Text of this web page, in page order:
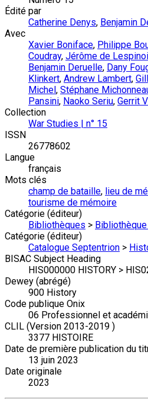
Édité par
Catherine Denys, Benjamin
Avec
Xavier Boniface, Philippe
Coudray, Jérôme de
Benjamin Deruelle, Dany
Klinkert, Andrew Lambert,
Michel, Stéphane
Pansini, Naoko Seriu, Gerrit
Collection
War Studies | n° 15
ISSN
26778602
Langue
français
Mots clés
champ de bataille, lieu de
tourisme de mémoire
Catégorie (éditeur)
Bibliothèques >
Catégorie (éditeur)
Catalogue Septentrion >
BISAC Subject Heading
HIS000000 HISTORY >
Dewey (abrégé)
900 History
Code publique Onix
06 Professionnel et
CLIL (Version 2013-2019 )
3377 HISTOIRE
Date de première publication du
13 juin 2023
Date originale
2023